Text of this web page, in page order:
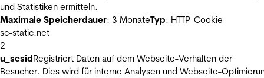
und Statistiken ermitteln.
Maximale Speicherdauer: 3 MonateTyp: HTTP-Cookie
sc-static.net
2
u_scsidRegistriert Daten auf dem Webseite-Verhalten der
Besucher. Dies wird für interne Analysen und Webseite-